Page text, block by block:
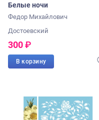
Белые ночи
Федор Михайлович
Достоевский
300₽
В корзину